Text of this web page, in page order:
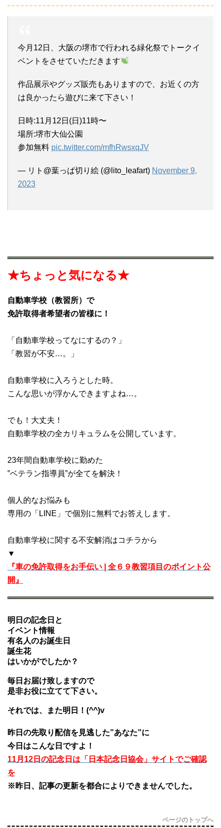
今月12日、大阪の堺市で行われる緑化祭でトークイ
ベントをさせていただきます
作品展示やグッズ販売もありますので、お近くの方
は良かったら遊びに来て下さい！
日時:11月12日(日)11時〜
場所:堺市大仙公園
参加無料 pic.twitter.com/mfhRwsxqJV
— リト@葉っぱ切り絵 (@lito_leafart) November 9,
2023
★ちょっと気になる★
自動車学校（教習所）で
免許取得者希望者の皆様に！
「自動車学校ってなにするの？」
「教習が不安…。」
自動車学校に入ろうとした時。
こんな思いが浮かんできますよね…。
でも！大丈夫！
自動車学校の全カリキュラムを公開しています。
23年間自動車学校に勤めた
”ベテラン指導員”が全てを解決！
個人的なお悩みも
専用の「LINE」で個別に無料でお答えします。
自動車学校に関する不安解消はコチラから
▼
『車の免許取得をお手伝い | 全６９教習項目のポイント公
開』
明日の記念日と
イベント情報
有名人のお誕生日
誕生花
はいかがでしたか？
毎日お届け致しますので
是非お役に立てて下さい。
それでは、また明日！(^^)v
昨日の先取り配信を見逃した”あなた”に
今日はこんな日ですよ！
11月12日の記念日は「日本記念日協会」サイトでご確認
を
※昨日、記事の更新を都合によりできませんでした。
ページのトップへ